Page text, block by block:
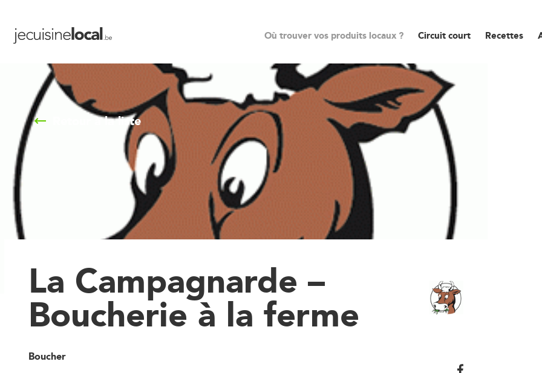
Où trouver vos produits locaux ? Circuit court Recettes
Retour à la liste
La Campagnarde –
Boucherie à la ferme
Boucher